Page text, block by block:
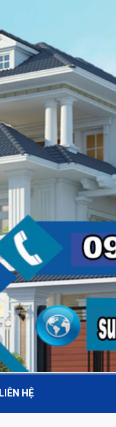
LIÊN HỆ